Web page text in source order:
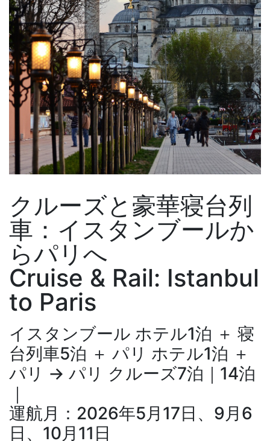
クルーズと豪華寝台列
車：イスタンブールか
らパリへ
Cruise & Rail: Istanbul
to Paris
イスタンブール ホテル1泊 ＋ 寝
台列車5泊 ＋ パリ ホテル1泊 ＋
パリ → パリ クルーズ7泊｜14泊
｜
運航月：2026年5月17日、9月6
日、10月11日